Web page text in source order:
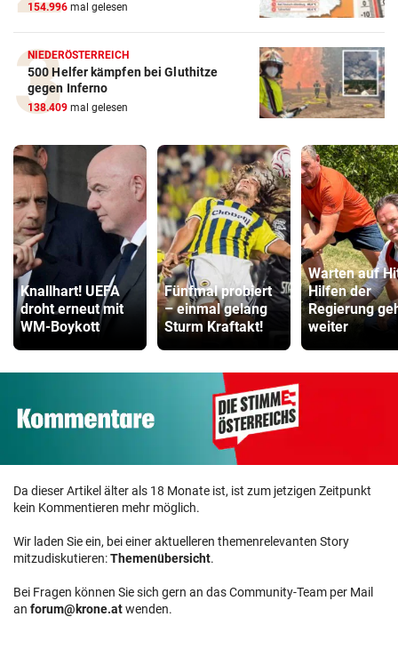
154.996 mal gelesen
NIEDERÖSTERREICH
500 Helfer kämpfen bei Gluthitze
gegen Inferno
138.409 mal gelesen
Knallhart! UEFA
droht erneut mit
WM-Boykott
Fünfmal probiert
– einmal gelang
Sturm Kraftakt!
Warten auf
Hilfen der
Regierung
weiter
Da dieser Artikel älter als 18 Monate ist, ist zum jetzigen Zeitpunkt
kein Kommentieren mehr möglich.
Wir laden Sie ein, bei einer aktuelleren themenrelevanten Story
mitzudiskutieren:Themenübersicht.
Bei Fragen können Sie sich gern an das Community-Team per Mail
an forum@krone.atwenden.